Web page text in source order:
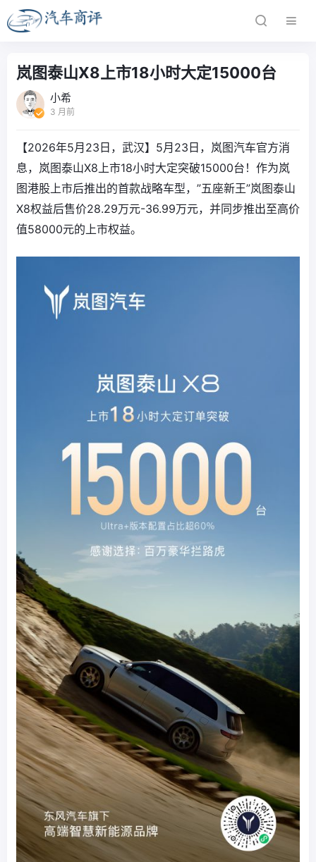
岚图泰山X8上市18小时大定15000台
小希
3 月前
【2026年5月23日，武汉】5月23日，岚图汽车官方消
息，岚图泰山X8上市18小时大定突破15000台！作为岚
图港股上市后推出的首款战略车型，”五座新王”岚图泰山
X8权益后售价28.29万元-36.99万元，并同步推出至高价
值58000元的上市权益。